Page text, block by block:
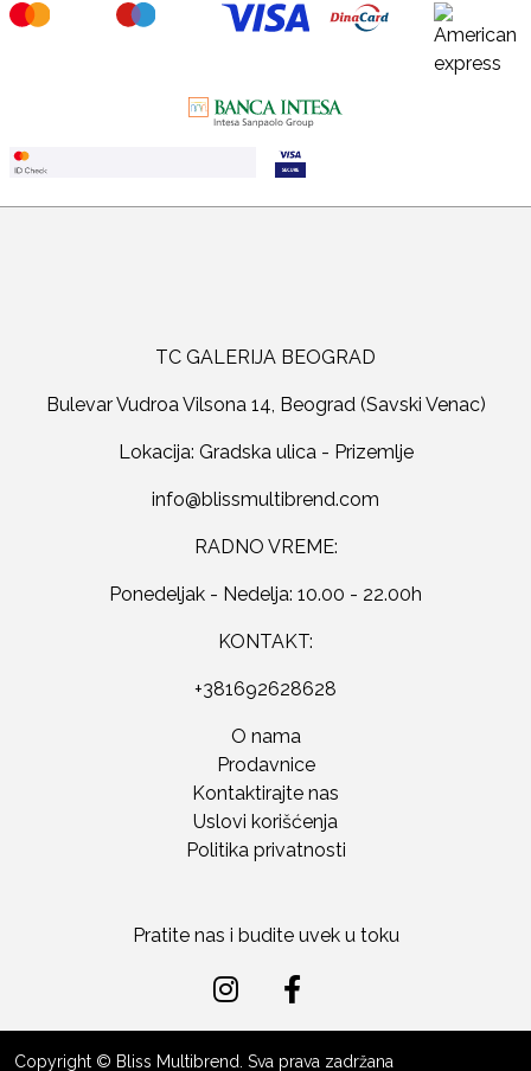
TC GALERIJA BEOGRAD
Bulevar Vudroa Vilsona 14, Beograd (Savski Venac)
Lokacija: Gradska ulica - Prizemlje
RADNO VREME:
Ponedeljak - Nedelja: 10.00 - 22.00h
KONTAKT:
+381692628628
O nama
Prodavnice
Kontaktirajte nas
Uslovi korišćenja
Politika privatnosti
Pratite nas i budite uvek u toku
Copyright © Bliss Multibrend. Sva prava zadržana